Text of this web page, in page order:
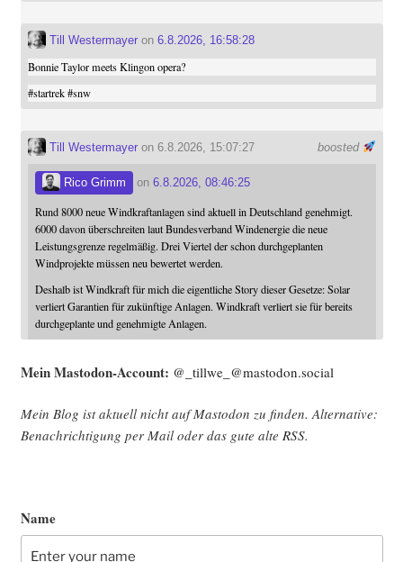
Till Westermayeron 6.8.2026, 16:58:28
Bonnie Taylor meets Klingon opera?
#startrek #snw
boosted
Till Westermayeron 6.8.2026, 15:07:27
Rico Grimm on 6.8.2026, 08:46:25
Rund 8000 neue Windkraftanlagen sind aktuell in Deutschland genehmigt.
6000 davon überschreiten laut Bundesverband Windenergie die neue
Leistungsgrenze regelmäßig. Drei Viertel der schon durchgeplanten
Windprojekte müssen neu bewertet werden.
Deshalb ist Windkraft für mich die eigentliche Story dieser Gesetze: Solar
verliert Garantien für zukünftige Anlagen. Windkraft verliert sie für bereits
durchgeplante und genehmigte Anlagen.
Mein Mast­o­don-Account: @_tillwe_@mastodon.social
Mein Blog ist aktu­ell nicht auf Mast­o­don zu fin­den. Alter­na­ti­ve:
Benach­rich­ti­gung per Mail oder das gute alte RSS.
Name